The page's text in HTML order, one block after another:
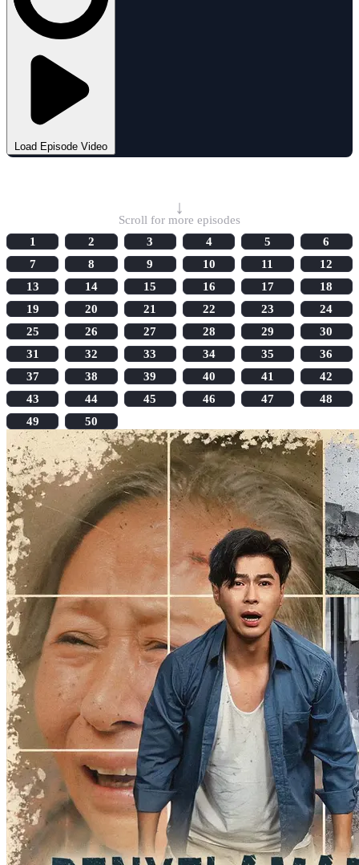
Load Episode Video
↓
Scroll for more episodes
1
2 3 4 5
6
7
8 9 10 11
12
13
14 15 16 17
18
19
20 21 22 23
24
25
26 27 28 29
30
31
32 33 34 35
36
37
38 39 40 41
42
43
44 45 46 47
48
49
50